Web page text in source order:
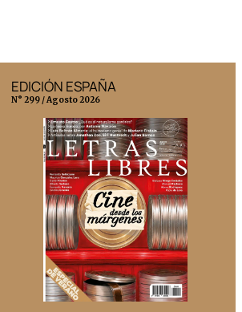
EDICIÓN ESPAÑA
N° 299 / Agosto 2026